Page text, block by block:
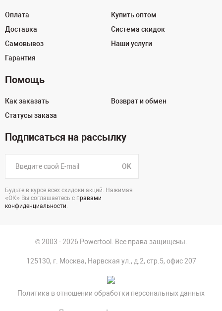
Оплата
Доставка
Самовывоз
Гарантия
Купить оптом
Система скидок
Наши услуги
Помощь
Как заказать
Статусы заказа
Возврат и обмен
Подписаться на рассылку
OK
Будьте в курсе всех скидоки акций. Нажимая
«ОК» Вы соглашаетесь с правами
конфиденциальности.
© 2003 - 2026 Powertool. Все права защищены.
125130, г. Москва, Нарвская ул., д.2, стр.5, офис 207
Политика в отношении обработки персональных данных